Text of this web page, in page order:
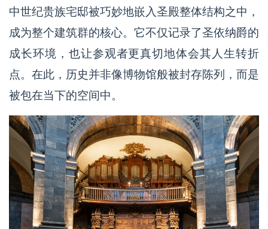
中世纪贵族宅邸被巧妙地嵌入圣殿整体结构之中，
成为整个建筑群的核心。它不仅记录了圣依纳爵的
成长环境，也让参观者更真切地体会其人生转折
点。在此，历史并非像博物馆般被封存陈列，而是
被包在当下的空间中。